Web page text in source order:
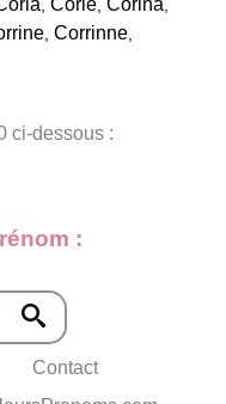
, Corie, Corina,
, Corrinne,
ci-dessous :
:
Contact